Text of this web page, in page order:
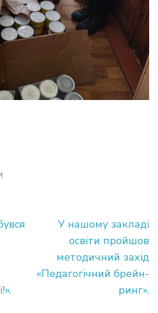
У нашому закладі
освіти пройшов
методичний захід
«Педагогічний брейн-
ринг».